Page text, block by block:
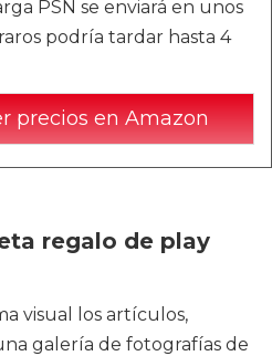
PSN se enviará en unos
podría tardar hasta 4
precios en Amazon
regalo de play
visual los artículos,
galería de fotografías de